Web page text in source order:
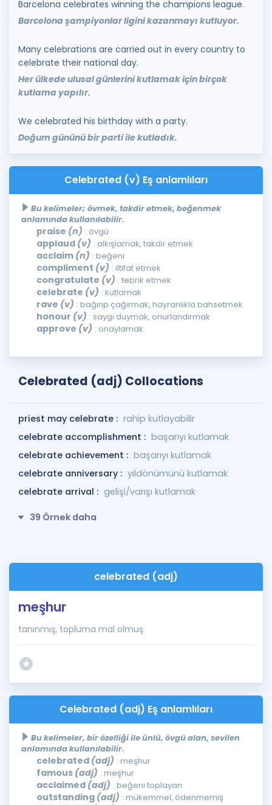
Barcelona celebrates winning the champions league.
Barcelona şampiyonlar ligini kazanmayı kutluyor.
Many celebrations are carried out in every country to
celebrate their national day.
Her ülkede ulusal günlerini kutlamak için birçok
kutlama yapılır.
We celebrated his birthday with a party.
Doğum gününü bir parti ile kutladık.
Celebrated (v) Eş anlamlıları
Bu kelimeler; övmek, takdir etmek, beğenmek
anlamında kullanılabilir.
praise (n) : övgü
applaud (v) : alkışlamak, takdir etmek
acclaim (n) : beğeni
compliment (v) : iltifat etmek
congratulate (v) : tebrik etmek
celebrate (v) : kutlamak
rave (v) : bağırıp çağırmak, hayranlıkla bahsetmek
honour (v) : saygı duymak, onurlandırmak
approve (v) : onaylamak
Celebrated (adj) Collocations
priest may celebrate : rahip kutlayabilir
celebrate accomplishment : başarıyı kutlamak
celebrate achievement : başarıyı kutlamak
celebrate anniversary : yıldönümünü kutlamak
celebrate arrival : gelişi/varışı kutlamak
39 Örnek daha
celebrated (adj)
meşhur
tanınmış, topluma mal olmuş
Celebrated (adj) Eş anlamlıları
Bu kelimeler, bir özelliği ile ünlü, övgü alan, sevilen
anlamında kullanılabilir.
celebrated (adj) : meşhur
famous (adj) : meşhur
acclaimed (adj) : beğeni toplayan
outstanding (adj) : mükemmel, ödenmemiş